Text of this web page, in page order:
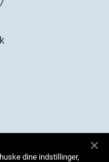
dine indstillinger,